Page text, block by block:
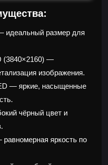
идеальный размер для
(3840×2160) —
изображения.
— яркие, насыщенные
чёрный цвет и
яркость по